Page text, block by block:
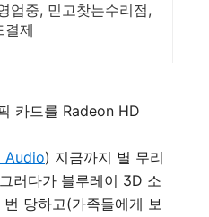
업중, 믿고찾는수리점,
결제
카드를 Radeon HD
Audio) 지금까지 별 무리
러다가 블루레이 3D 소
당하고(가족들에게 보